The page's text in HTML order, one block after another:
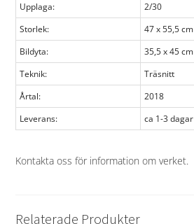
Upplaga:
2/30
Storlek:
47 x 55,5 cm
Bildyta:
35,5 x 45 cm
Teknik:
Träsnitt
Årtal:
2018
Leverans:
ca 1-3 dagar
Kontakta oss för information om verket.
Relaterade Produkter